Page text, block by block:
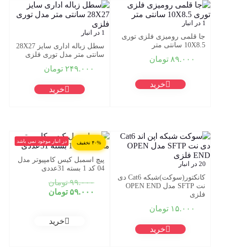
1 در انبار
جا قلمی رومیزی فلزی توری
10X8.5 سانتی متر
۸۹.۰۰۰ تومان
خرید
1 در انبار
سطل زباله اداری سایز 28X27
سانتی متر مدل توری فلزی
۲۴۹.۰۰۰ تومان
خرید
20 در انبار
کانکتور(سوکت)شبکه Cat6 دی
نت SFTP مدل OPEN END
فلزی
۱۵.۰۰۰ تومان
خرید
۴۰% تخفیف در انبار موجود نمی باشد
پیچ اسمبل کیس کامپیوتر مدل
04 کد 1 بسته 31عددی
۹۹.۰۰۰ تومانقیمت
۵۹.۰۰۰ تومان
خرید